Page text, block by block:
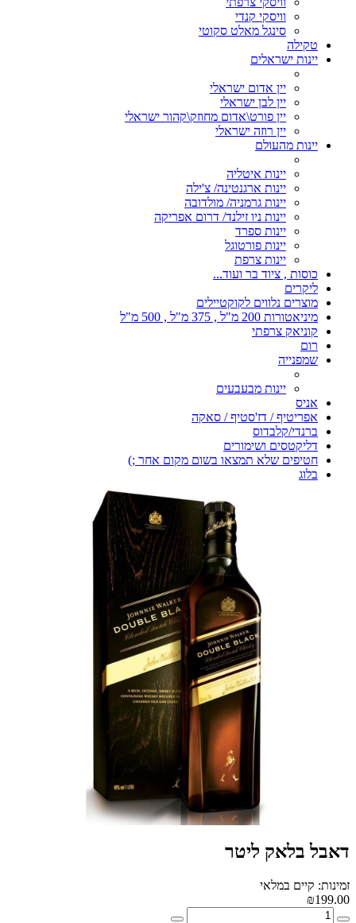
וויסקי קנדי
סינגל מאלט סקוטי
טקילה
יינות ישראלים
יין אדום ישראלי
יין לבן ישראלי
יין פורט\אדום מחוזק\קהור ישראלי
יין רוזה ישראלי
יינות מהעולם
יינות איטליה
יינות ארגנטינה/ צ'ילה
יינות גרמניה/ מולדובה
יינות ניו זילנד/ דרום אפריקה
יינות ספרד
יינות פורטוגל
יינות צרפת
כוסות , ציוד בר ועוד...
ליקרים
מוצרים נלווים לקוקטיילים
מיניאטורות 200 מ"ל , 375 מ"ל , 500 מ"ל
קוניאק צרפתי
רום
שמפנייה
יינות מבעבעים
אניס
אפריטיף / דז'סטיף / סאקה
ברנדי/קלבדוס
דליקטסים ושימורים
חטיפים שלא תמצאו בשום מקום אחר ;)
בלוג
דאבל בלאק ליטר
זמינות: קיים במלאי
₪199.00